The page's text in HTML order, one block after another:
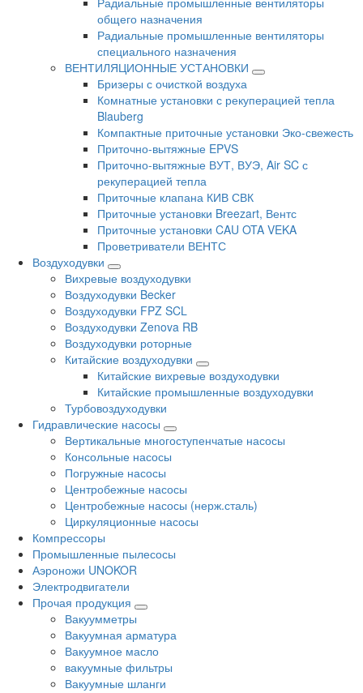
общего назначения
Радиальные промышленные вентиляторы
специального назначения
ВЕНТИЛЯЦИОННЫЕ УСТАНОВКИ
Бризеры с очисткой воздуха
Комнатные установки с рекуперацией тепла
Blauberg
Компактные приточные установки Эко-свежесть
Приточно-вытяжные EPVS
Приточно-вытяжные ВУТ, ВУЭ, Air SC с
рекуперацией тепла
Приточные клапана КИВ СВК
Приточные установки Breezart, Вентс
Приточные установки CAU OTA VEKA
Проветриватели ВЕНТС
Воздуходувки
Вихревые воздуходувки
Воздуходувки Becker
Воздуходувки FPZ SCL
Воздуходувки Zenova RB
Воздуходувки роторные
Китайские воздуходувки
Китайские вихревые воздуходувки
Китайские промышленные воздуходувки
Турбовоздуходувки
Гидравлические насосы
Вертикальные многоступенчатые насосы
Консольные насосы
Погружные насосы
Центробежные насосы
Центробежные насосы (нерж.сталь)
Циркуляционные насосы
Компрессоры
Промышленные пылесосы
Аэроножи UNOKOR
Электродвигатели
Прочая продукция
Вакуумметры
Вакуумная арматура
Вакуумное масло
вакуумные фильтры
Вакуумные шланги